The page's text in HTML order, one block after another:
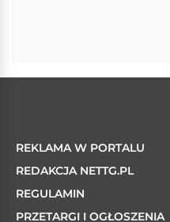
REKLAMA W PORTALU
REDAKCJA NETTG.PL
REGULAMIN
PRZETARGI I OGŁOSZENIA